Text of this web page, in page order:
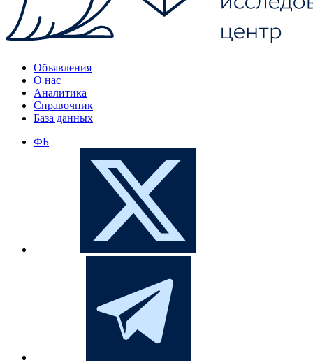
Объявления
О нас
Аналитика
Справочник
База данных
ФБ